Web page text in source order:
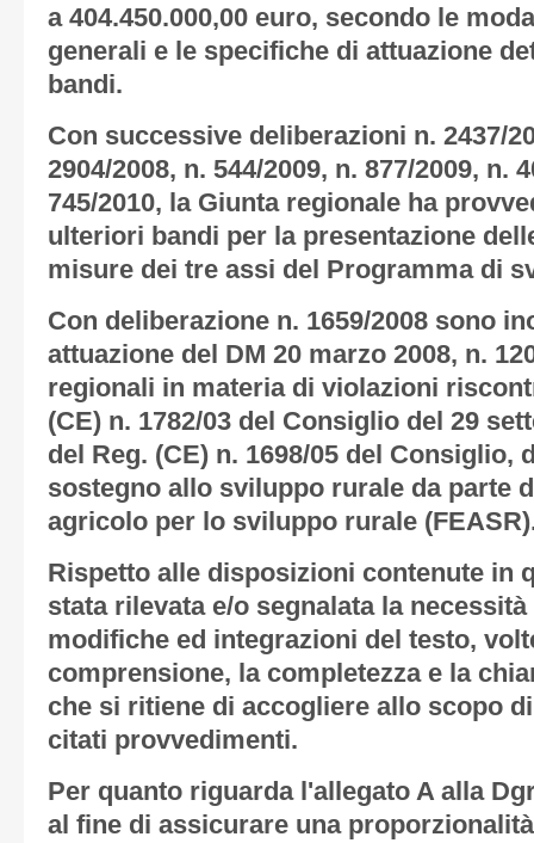
a 404.450.000,00 euro, secondo le
generali e le specifiche di attuazione
bandi.
Con successive deliberazioni n. 2437/
2904/2008, n. 544/2009, n. 877/2009, n.
745/2010, la Giunta regionale ha
ulteriori bandi per la presentazione
misure dei tre assi del Programma di
Con deliberazione n. 1659/2008 sono
attuazione del DM 20 marzo 2008, n.
regionali in materia di violazioni
(CE) n. 1782/03 del Consiglio del 29
del Reg. (CE) n. 1698/05 del Consiglio,
sostegno allo sviluppo rurale da parte
agricolo per lo sviluppo rurale
Rispetto alle disposizioni contenute in
stata rilevata e/o segnalata la
modifiche ed integrazioni del testo,
comprensione, la completezza e la
che si ritiene di accogliere allo scopo
citati provvedimenti.
Per quanto riguarda l'allegato A alla
al fine di assicurare una